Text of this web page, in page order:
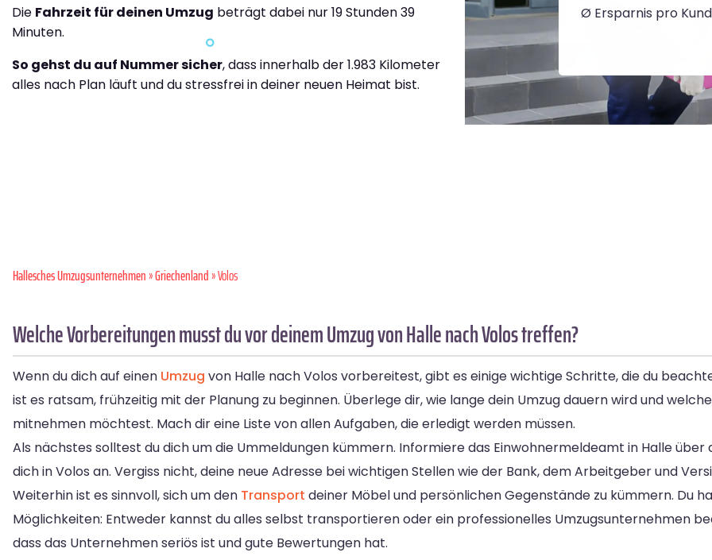
Die Fahrzeit für deinen Umzug beträgt dabei nur 19 Stunden 39
Minuten.
So gehst du auf Nummer sicher, dass innerhalb der 1.983 Kilometer
alles nach Plan läuft und du stressfrei in deiner neuen Heimat bist.
Ø Ersparnis pro
Hallesches Umzugsunternehmen»Griechenland» Volos
Welche Vorbereitungen musst du vor deinem Umzug von Halle nach Volos treffen?
Wenn du dich auf einen Umzug von Halle nach Volos vorbereitest, gibt es einige wichtige Schritte, die du
ist es ratsam, frühzeitig mit der Planung zu beginnen. Überlege dir, wie lange dein Umzug dauern wird und
mitnehmen möchtest. Mach dir eine Liste von allen Aufgaben, die erledigt werden müssen.
Als nächstes solltest du dich um die Ummeldungen kümmern. Informiere das Einwohnermeldeamt in Halle über
dich in Volos an. Vergiss nicht, deine neue Adresse bei wichtigen Stellen wie der Bank, dem Arbeitgeber und
Weiterhin ist es sinnvoll, sich um den Transport deiner Möbel und persönlichen Gegenstände zu kümmern. Du
Möglichkeiten: Entweder kannst du alles selbst transportieren oder ein professionelles Umzugsunternehmen
dass das Unternehmen seriös ist und gute Bewertungen hat.